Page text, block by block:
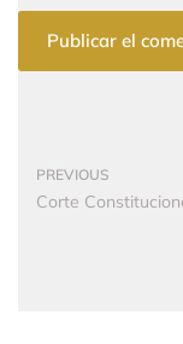
PREVIOUS